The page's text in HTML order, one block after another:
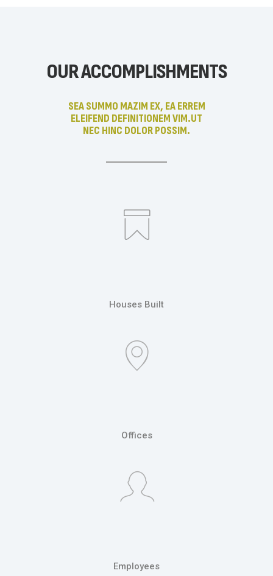
OUR ACCOMPLISHMENTS
SEA SUMMO MAZIM EX, EA ERREM
ELEIFEND DEFINITIONEM VIM.UT
NEC HINC DOLOR POSSIM.
Houses Built
Offices
Employees